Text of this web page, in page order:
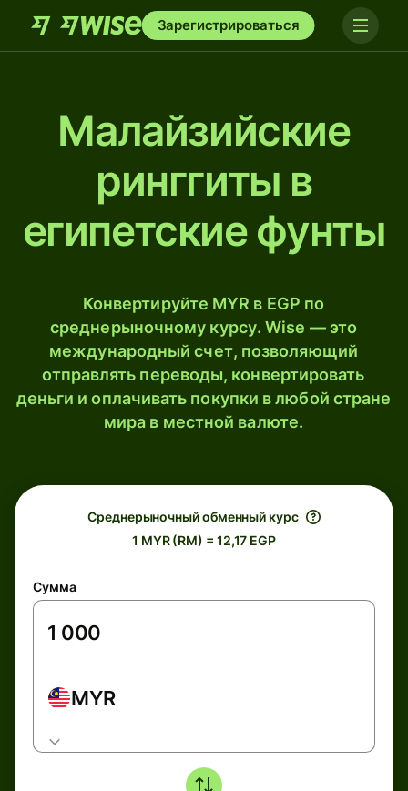
Зарегистрироваться
Малайзийские
ринггиты в
египетские фунты
Конвертируйте MYR в EGP по
среднерыночному курсу. Wise — это
международный счет, позволяющий
отправлять переводы, конвертировать
деньги и оплачивать покупки в любой стране
мира в местной валюте.
Среднерыночный обменный курс
1 MYR (RM) = 12,17 EGP
Сумма
MYR